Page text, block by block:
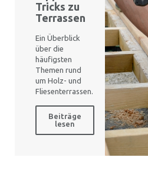
Tricks zu
Terrassen
Ein Überblick
über die
häufigsten
Themen rund
um Holz- und
Fliesenterrassen.
Beiträge
lesen